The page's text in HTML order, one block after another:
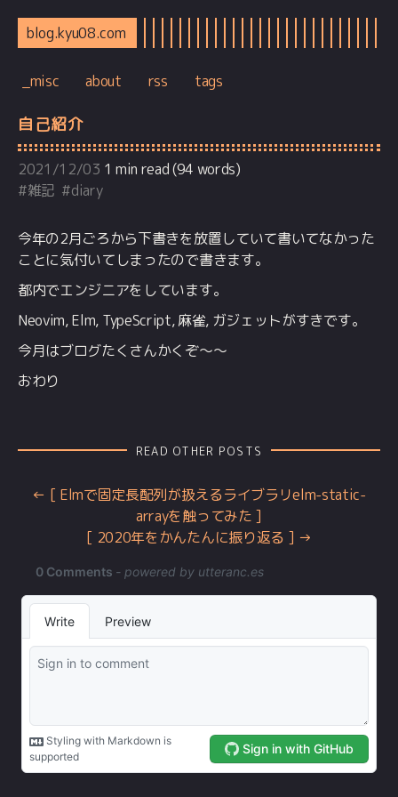
blog.kyu08.com
_misc about rss tags
自己紹介
2021/12/03 1 min read (94 words)
#雑記 #diary
今年の2月ごろから下書きを放置していて書いてなかった
ことに気付いてしまったので書きます。
都内でエンジニアをしています。
Neovim, Elm, TypeScript, 麻雀, ガジェットがすきです。
今月はブログたくさんかくぞ〜〜
おわり
READ OTHER POSTS
arrayを触ってみた
2020年をかんたんに振り返る